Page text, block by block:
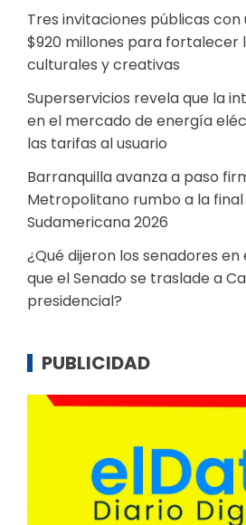
Tres invitaciones públicas con
$920 millones para fortalecer
culturales y creativas
Superservicios revela que la
en el mercado de energía
las tarifas al usuario
Barranquilla avanza a paso
Metropolitano rumbo a la final
Sudamericana 2026
¿Qué dijeron los senadores
que el Senado se traslade a
presidencial?
PUBLICIDAD